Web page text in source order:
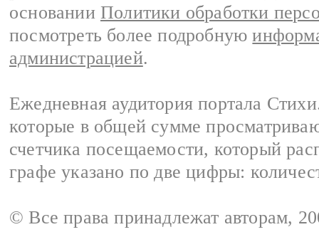
основании Политики обработки
посмотреть более подробную
администрацией.
Ежедневная аудитория портала
которые в общей сумме
счетчика посещаемости, который
графе указано по две цифры:
© Все права принадлежат авторам,